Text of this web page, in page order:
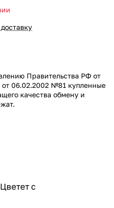
Правительства РФ от
06.02.2002 №81 купленные
качества обмену и
с